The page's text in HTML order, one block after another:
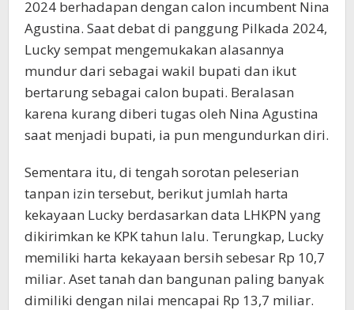
2024 berhadapan dengan calon incumbent Nina
Agustina. Saat debat di panggung Pilkada 2024,
Lucky sempat mengemukakan alasannya
mundur dari sebagai wakil bupati dan ikut
bertarung sebagai calon bupati. Beralasan
karena kurang diberi tugas oleh Nina Agustina
saat menjadi bupati, ia pun mengundurkan diri.
Sementara itu, di tengah sorotan peleserian
tanpan izin tersebut, berikut jumlah harta
kekayaan Lucky berdasarkan data LHKPN yang
dikirimkan ke KPK tahun lalu. Terungkap, Lucky
memiliki harta kekayaan bersih sebesar Rp 10,7
miliar. Aset tanah dan bangunan paling banyak
dimiliki dengan nilai mencapai Rp 13,7 miliar.